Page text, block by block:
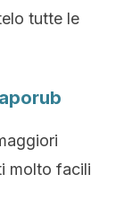
tutte le
molto facili